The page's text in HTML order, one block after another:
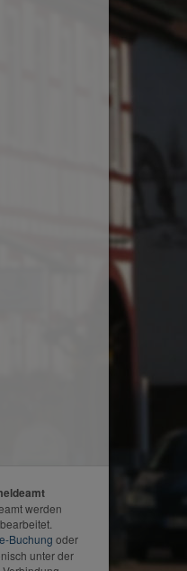
werden
Buchung oder
unter der